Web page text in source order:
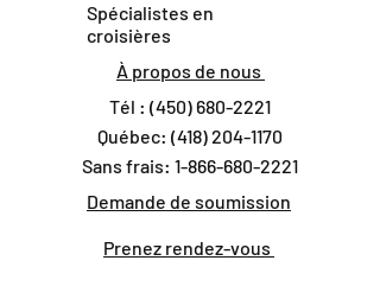
Spécialistes en
croisières
À propos de nous
Tél : (450) 680-2221
Québec: (418) 204-1170
Sans frais: 1-866-680-2221
Demande de soumission
Prenez rendez-vous